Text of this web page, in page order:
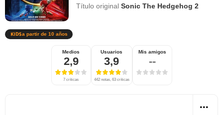
Título originalSonic The Hedgehog 2
a partir de 10 años
Medios
2,9
7 críticas
Usuarios
3,9
442 notas, 63 críticas
Mis amigos
--